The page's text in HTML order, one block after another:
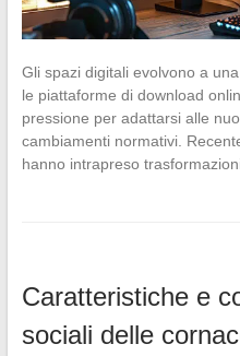
Gli spazi digitali evolvono a
le piattaforme di download
pressione per adattarsi alle
cambiamenti normativi.
hanno intrapreso
Caratteristiche e
sociali delle